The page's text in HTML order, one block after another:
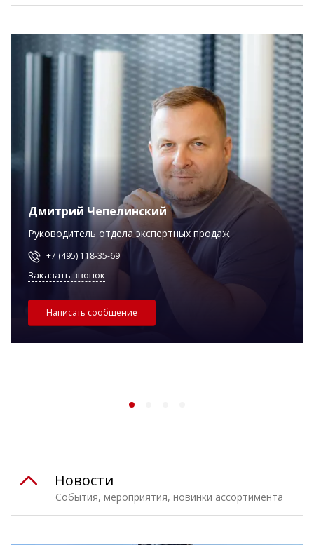
Дмитрий Чепелинский
Руководитель отдела экспертных продаж
+7 (495) 118-35-69
Заказать звонок
Написать сообщение
События, мероприятия, новинки ассортимента
Новости